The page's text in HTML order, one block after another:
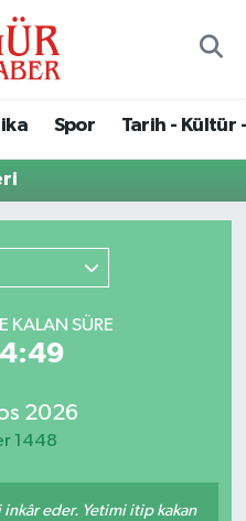
Spor Tarih - Kültür
KALAN SÜRE
2026
1448
eder. Yetimi itip kakan